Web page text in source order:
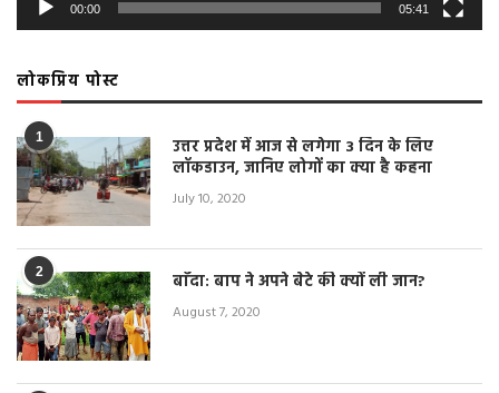
00:00 05:41
लोकप्रिय पोस्ट
1
उत्तर प्रदेश में आज से लगेगा 3 दिन के लिए
लॉकडाउन, जानिए लोगों का क्या है कहना
July 10, 2020
2 बाँदा: बाप ने अपने बेटे की क्यों ली जान?
August 7, 2020